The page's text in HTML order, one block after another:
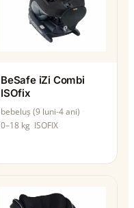
BeSafe iZi Combi
ISOfix
bebeluș (9 luni-4 ani)
0–18 kg ISOFIX